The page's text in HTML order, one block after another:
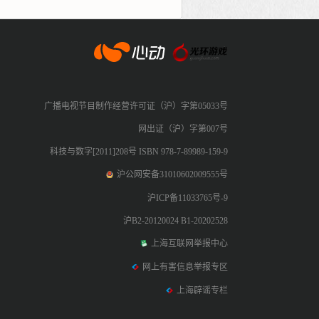
广播电视节目制作经营许可证（沪）字第05033号
网出证（沪）字第007号
科技与数字[2011]208号 ISBN 978-7-89989-159-9
沪公网安备31010602009555号
沪ICP备11033765号-9
沪B2-20120024 B1-20202528
上海互联网举报中心
网上有害信息举报专区
上海辟谣专栏
心动网络